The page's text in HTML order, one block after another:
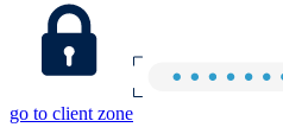
go to client zone